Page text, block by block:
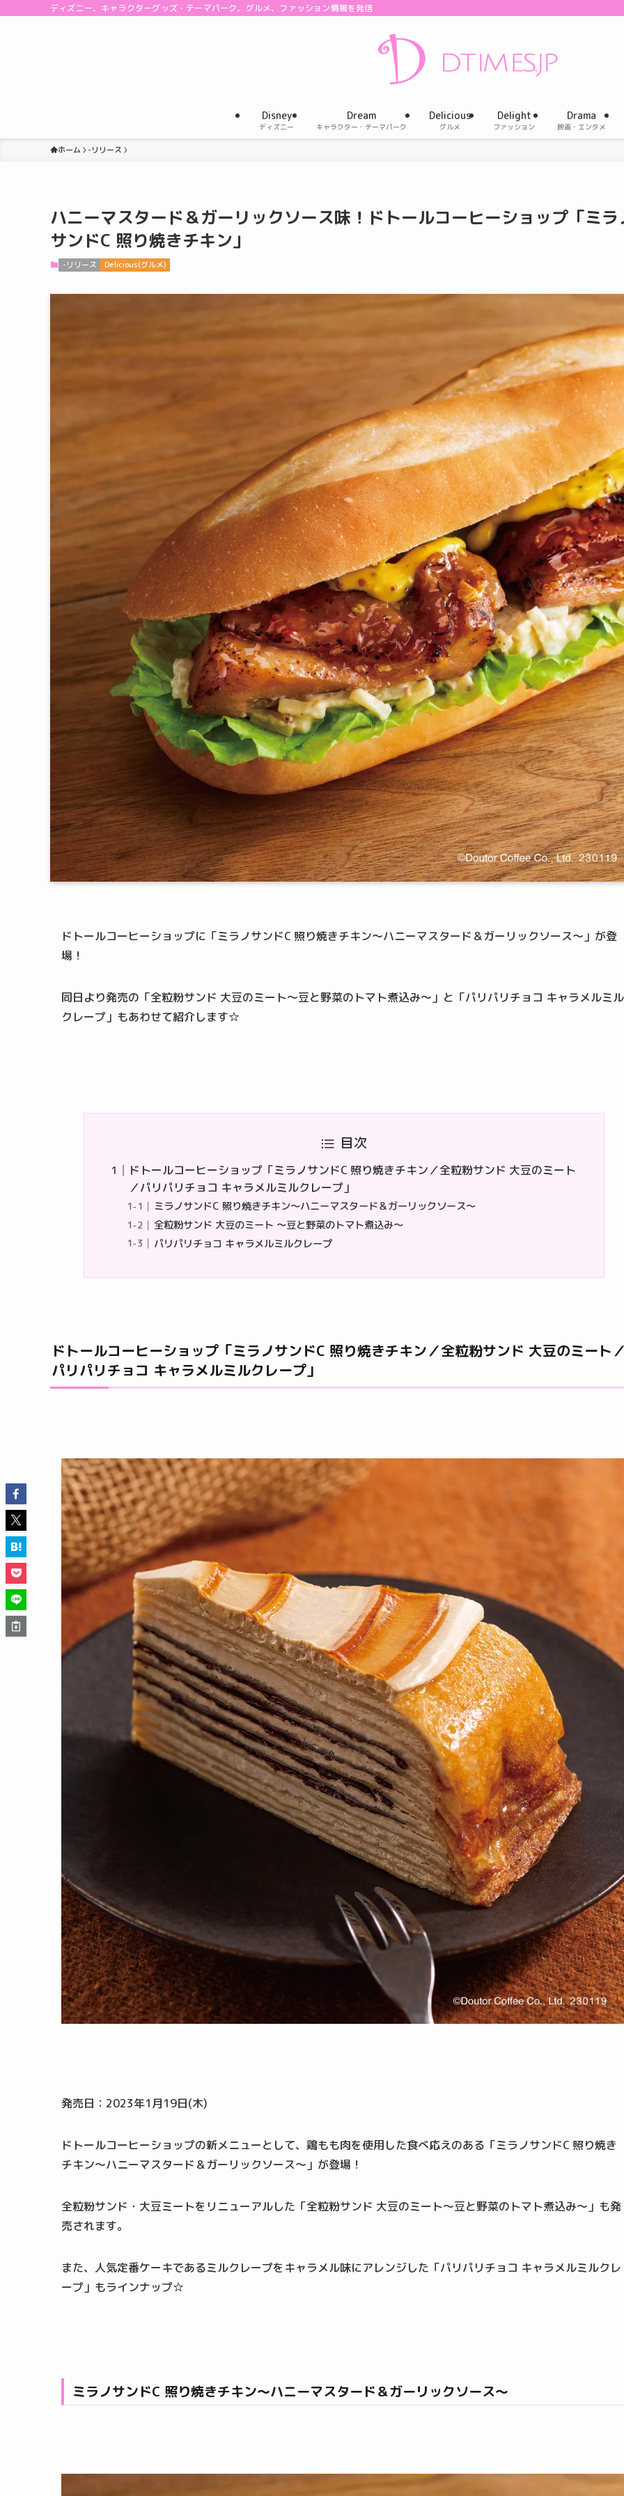
ディズニー、キャラクターグッズ・テーマパーク、グルメ、ファッション情報を発信
Disney
ディズニー
Dream
キャラクター・テーマパーク
Delicious
グルメ
Delight
ファッション
Drama
映画・エンタメ
ホーム -リリース
ハニーマスタード＆ガーリックソース味！ドトールコーヒーショップ「ミラ
サンドC 照り焼きチキン」
-リリース Delicious(グルメ)
ドトールコーヒーショップに「ミラノサンドC 照り焼きチキン～ハニーマスタード＆ガーリックソース～」が登
場！
同日より発売の「全粒粉サンド 大豆のミート～豆と野菜のトマト煮込み～」と「パリパリチョコ キャラメルミル
クレープ」もあわせて紹介します☆
目次
ドトールコーヒーショップ「ミラノサンドC 照り焼きチキン／全粒粉サンド 大豆のミート
／パリパリチョコ キャラメルミルクレープ」
ミラノサンドC 照り焼きチキン～ハニーマスタード＆ガーリックソース～
全粒粉サンド 大豆のミート ～豆と野菜のトマト煮込み～
パリパリチョコ キャラメルミルクレープ
ドトールコーヒーショップ「ミラノサンドC 照り焼きチキン／全粒粉サンド 大豆のミート
パリパリチョコ キャラメルミルクレープ」
発売日：2023年1月19日(木)
ドトールコーヒーショップの新メニューとして、鶏もも肉を使用した食べ応えのある「ミラノサンドC 照り焼き
チキン～ハニーマスタード＆ガーリックソース～」が登場！
全粒粉サンド・大豆ミートをリニューアルした「全粒粉サンド 大豆のミート～豆と野菜のトマト煮込み～」も発
売されます。
また、人気定番ケーキであるミルクレープをキャラメル味にアレンジした「パリパリチョコ キャラメルミルクレ
ープ」もラインナップ☆
ミラノサンドC 照り焼きチキン～ハニーマスタード＆ガーリックソース～